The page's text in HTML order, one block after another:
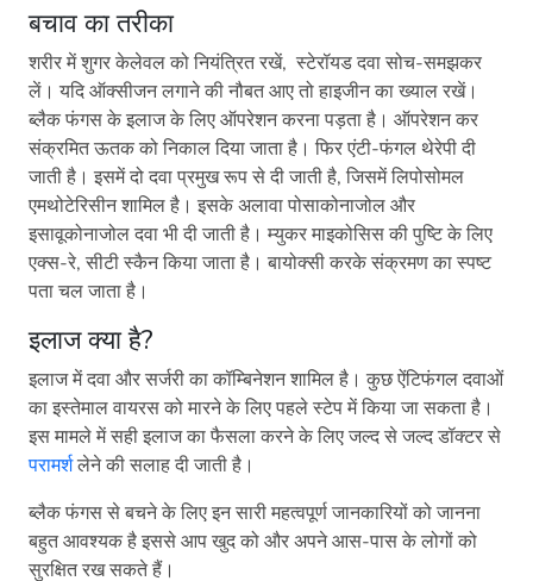
बचाव का तरीका
शरीर में शुगर केलेवल को नियंत्रित रखें, स्टेरॉयड दवा सोच-समझकर
लें। यदि ऑक्सीजन लगाने की नौबत आए तो हाइजीन का ख्याल रखें।
ब्लैक फंगस के इलाज के लिए ऑपरेशन करना पड़ता है। ऑपरेशन कर
संक्रमित ऊतक को निकाल दिया जाता है। फिर एंटी-फंगल थेरेपी दी
जाती है। इसमें दो दवा प्रमुख रूप से दी जाती है, जिसमें लिपोसोमल
एमथोटेरिसीन शामिल है। इसके अलावा पोसाकोनाजोल और
इसावूकोनाजोल दवा भी दी जाती है। म्युकर माइकोसिस की पुष्टि के लिए
एक्स-रे, सीटी स्कैन किया जाता है। बायोक्सी करके संक्रमण का स्पष्ट
पता चल जाता है।
इलाज क्या है?
इलाज में दवा और सर्जरी का कॉम्बिनेशन शामिल है। कुछ ऐंटिफंगल दवाओं
का इस्तेमाल वायरस को मारने के लिए पहले स्टेप में किया जा सकता है।
इस मामले में सही इलाज का फैसला करने के लिए जल्द से जल्द डॉक्टर से
परामर्शलेने की सलाह दी जाती है।
ब्लैक फंगस से बचने के लिए इन सारी महत्वपूर्ण जानकारियों को जानना
बहुत आवश्यक है इससे आप खुद को और अपने आस-पास के लोगों को
सुरक्षित रख सकते हैं।